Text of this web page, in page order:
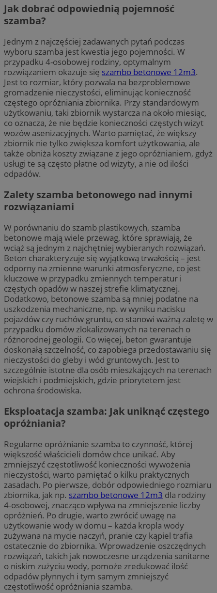
Jak dobrać odpowiednią pojemność
szamba?
Jednym z najczęściej zadawanych pytań podczas
wyboru szamba jest kwestia jego pojemności. W
przypadku 4-osobowej rodziny, optymalnym
rozwiązaniem okazuje się szambo betonowe 12m3.
Jest to rozmiar, który pozwala na bezproblemowe
gromadzenie nieczystości, eliminując konieczność
częstego opróżniania zbiornika. Przy standardowym
użytkowaniu, taki zbiornik wystarcza na około miesiąc,
co oznacza, że nie będzie konieczności częstych wizyt
wozów asenizacyjnych. Warto pamiętać, że większy
zbiornik nie tylko zwiększa komfort użytkowania, ale
także obniża koszty związane z jego opróżnianiem, gdyż
usługi te są często płatne od wizyty, a nie od ilości
odpadów.
Zalety szamba betonowego nad innymi
rozwiązaniami
W porównaniu do szamb plastikowych, szamba
betonowe mają wiele przewag, które sprawiają, że
wciąż są jednym z najchętniej wybieranych rozwiązań.
Beton charakteryzuje się wyjątkową trwałością – jest
odporny na zmienne warunki atmosferyczne, co jest
kluczowe w przypadku zmiennych temperatur i
częstych opadów w naszej strefie klimatycznej.
Dodatkowo, betonowe szamba są mniej podatne na
uszkodzenia mechaniczne, np. w wyniku nacisku
pojazdów czy ruchów gruntu, co stanowi ważną zaletę w
przypadku domów zlokalizowanych na terenach o
różnorodnej geologii. Co więcej, beton gwarantuje
doskonałą szczelność, co zapobiega przedostawaniu się
nieczystości do gleby i wód gruntowych. Jest to
szczególnie istotne dla osób mieszkających na terenach
wiejskich i podmiejskich, gdzie priorytetem jest
ochrona środowiska.
Eksploatacja szamba: Jak uniknąć częstego
opróżniania?
Regularne opróżnianie szamba to czynność, której
większość właścicieli domów chce unikać. Aby
zmniejszyć częstotliwość konieczności wywożenia
nieczystości, warto pamiętać o kilku praktycznych
zasadach. Po pierwsze, dobór odpowiedniego rozmiaru
zbiornika, jak np. szambo betonowe 12m3 dla rodziny
4-osobowej, znacząco wpływa na zmniejszenie liczby
opróżnień. Po drugie, warto zwrócić uwagę na
użytkowanie wody w domu – każda kropla wody
zużywana na mycie naczyń, pranie czy kąpiel trafia
ostatecznie do zbiornika. Wprowadzenie oszczędnych
rozwiązań, takich jak nowoczesne urządzenia sanitarne
o niskim zużyciu wody, pomoże zredukować ilość
odpadów płynnych i tym samym zmniejszyć
częstotliwość opróżniania szamba.